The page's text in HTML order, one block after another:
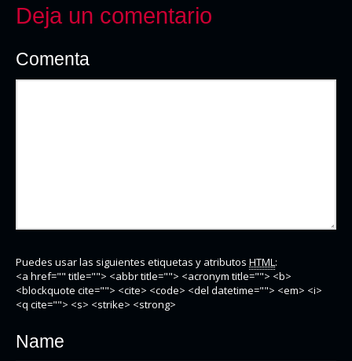
Deja un comentario
Comenta
Puedes usar las siguientes etiquetas y atributos HTML:
<a href="" title=""> <abbr title=""> <acronym title=""> <b>
<blockquote cite=""> <cite> <code> <del datetime=""> <em> <i>
<q cite=""> <s> <strike> <strong>
Name